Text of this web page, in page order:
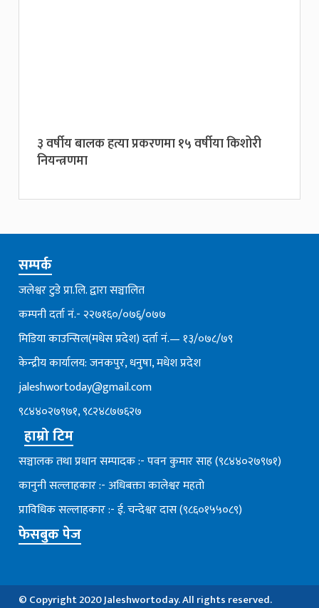
३ वर्षीय बालक हत्या प्रकरणमा १५ वर्षीया किशोरी
नियन्त्रणमा
सम्पर्क
जलेश्वर टुडे प्रा.लि. द्वारा सञ्चालित
कम्पनी दर्ता नं.- २२७१६०/०७६्/०७७
मिडिया काउन्सिल(मधेस प्रदेश) दर्ता नं.— १३/०७८/७९
केन्द्रीय कार्यालय: जनकपुर, धनुषा, मधेश प्रदेश
jaleshwortoday@gmail.com
९८४४०२७९७१, ९८२४८७७६२७
हाम्रो टिम
सञ्चालक तथा प्रधान सम्पादक :- पवन कुमार साह (९८४४०२७९७१)
कानुनी सल्लाहकार :- अधिबक्ता कालेश्वर महतो
प्राविधिक सल्लाहकार :- ई. चन्देश्वर दास (९८६०१५५०८९)
फेसबुक पेज
© Copyright 2020 Jaleshwortoday. All rights reserved.